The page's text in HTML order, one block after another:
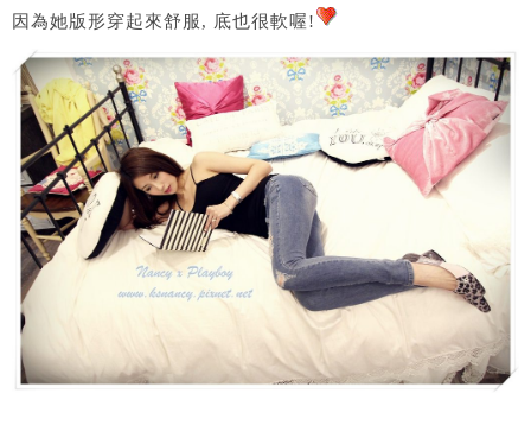
因為她版形穿起來舒服, 底也很軟喔!